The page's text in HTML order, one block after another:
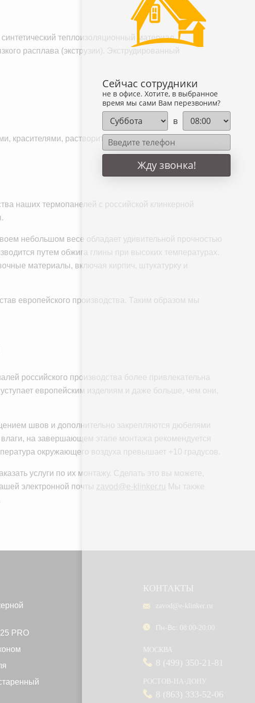
теплоизоляционный материал
расплава (экструзии). Экструдированный
красителями, растворителями и щелочью;
наших термопанелей с российской клинкерной
небольшом весе обладает удивительной прочностью
путем обжига глины при высоких температурах.
материалы, включая кирпич, штукатурку и
европейского производства. Таким образом мы
российского производства более привлекательна
европейским изделиям и даже больше, чем они,
швов и дополнительно закрепляются дюбелями
на завершающем этапе монтажа рекомендуется
окружающего воздуха превышает +10 градусов.
услуги по их монтажу. Сделать это вы можете,
электронной почты zavod@e-klinker.ru Мы также
PRO
КОНТАКТЫ
zavod@e-klinker.ru
Пн-Вс: 08:00-20:00
МОСКВА
8 (499) 350-21-81
РОСТОВ-НА-ДОНУ
8 (863) 333-52-06
Сейчас сотрудники
не в офисе. Хотите, в выбранное
время мы сами Вам перезвоним?
в
Жду звонка!